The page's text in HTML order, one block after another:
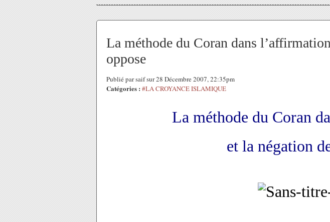
La méthode du Coran dans
oppose
Publié par saif sur 28 Décembre 2007, 22:35pm
Catégories : #LA CROYANCE ISLAMIQUE
La méthode du Coran
et la négation